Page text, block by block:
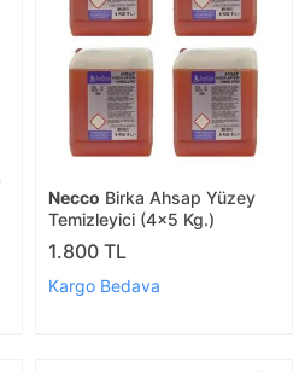
Necco Birka Ahsap Yüzey
Temizleyici (4x5 Kg.)
1.800 TL
Kargo Bedava